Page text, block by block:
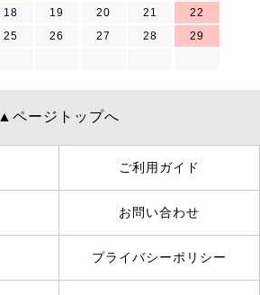
18 19 20 21
22
25 26 27 28
29
▲ページトップへ
ご利用ガイド
お問い合わせ
プライバシーポリシー